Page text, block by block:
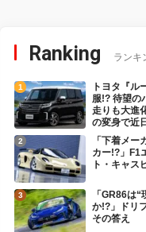
Ranking ランキ
トヨタ『ル
服!? 待望の
走りも大進
の変身で近
「下着メ
カー!?」F1
ト・キャス
「GR86は
か!?」ドリ
その答え